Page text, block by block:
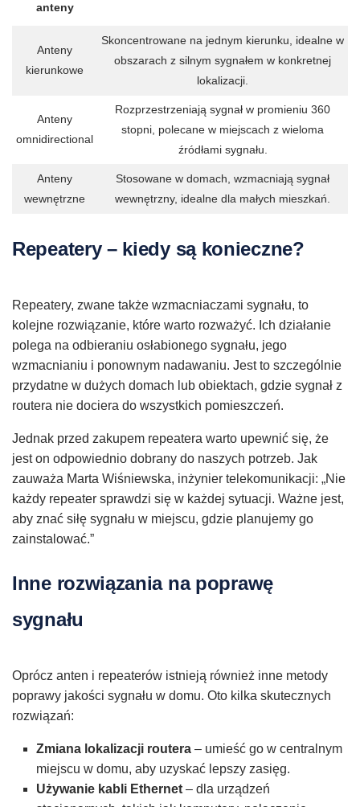
anteny
Anteny
kierunkowe
Skoncentrowane na jednym kierunku, idealne w
obszarach z silnym sygnałem w konkretnej
lokalizacji.
Anteny
omnidirectional
Rozprzestrzeniają sygnał w promieniu 360
stopni, polecane w miejscach z wieloma
źródłami sygnału.
Anteny
wewnętrzne
Stosowane w domach, wzmacniają sygnał
wewnętrzny, idealne dla małych mieszkań.
Repeatery – kiedy są konieczne?
Repeatery, zwane także wzmacniaczami sygnału, to
kolejne rozwiązanie, które warto rozważyć. Ich działanie
polega na odbieraniu osłabionego sygnału, jego
wzmacnianiu i ponownym nadawaniu. Jest to szczególnie
przydatne w dużych domach lub obiektach, gdzie sygnał z
routera nie dociera do wszystkich pomieszczeń.
Jednak przed zakupem repeatera warto upewnić się, że
jest on odpowiednio dobrany do naszych potrzeb. Jak
zauważa Marta Wiśniewska, inżynier telekomunikacji: „Nie
każdy repeater sprawdzi się w każdej sytuacji. Ważne jest,
aby znać siłę sygnału w miejscu, gdzie planujemy go
zainstalować.”
Inne rozwiązania na poprawę
sygnału
Oprócz anten i repeaterów istnieją również inne metody
poprawy jakości sygnału w domu. Oto kilka skutecznych
rozwiązań:
Zmiana lokalizacji routera – umieść go w centralnym
miejscu w domu, aby uzyskać lepszy zasięg.
Używanie kabli Ethernet – dla urządzeń